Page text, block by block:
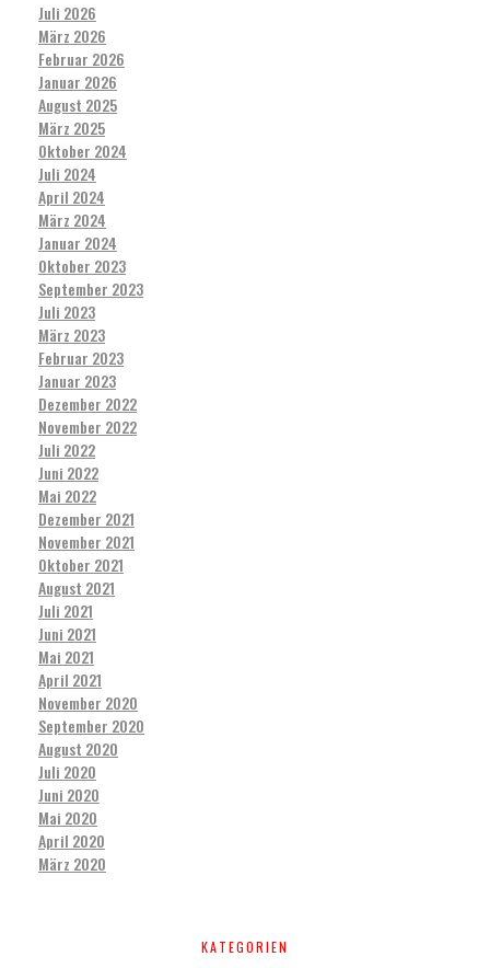
Juli 2026
März 2026
Februar 2026
Januar 2026
August 2025
März 2025
Oktober 2024
Juli 2024
April 2024
März 2024
Januar 2024
Oktober 2023
September 2023
Juli 2023
März 2023
Februar 2023
Januar 2023
Dezember 2022
November 2022
Juli 2022
Juni 2022
Mai 2022
Dezember 2021
November 2021
Oktober 2021
August 2021
Juli 2021
Juni 2021
Mai 2021
April 2021
November 2020
September 2020
August 2020
Juli 2020
Juni 2020
Mai 2020
April 2020
März 2020
KATEGORIEN